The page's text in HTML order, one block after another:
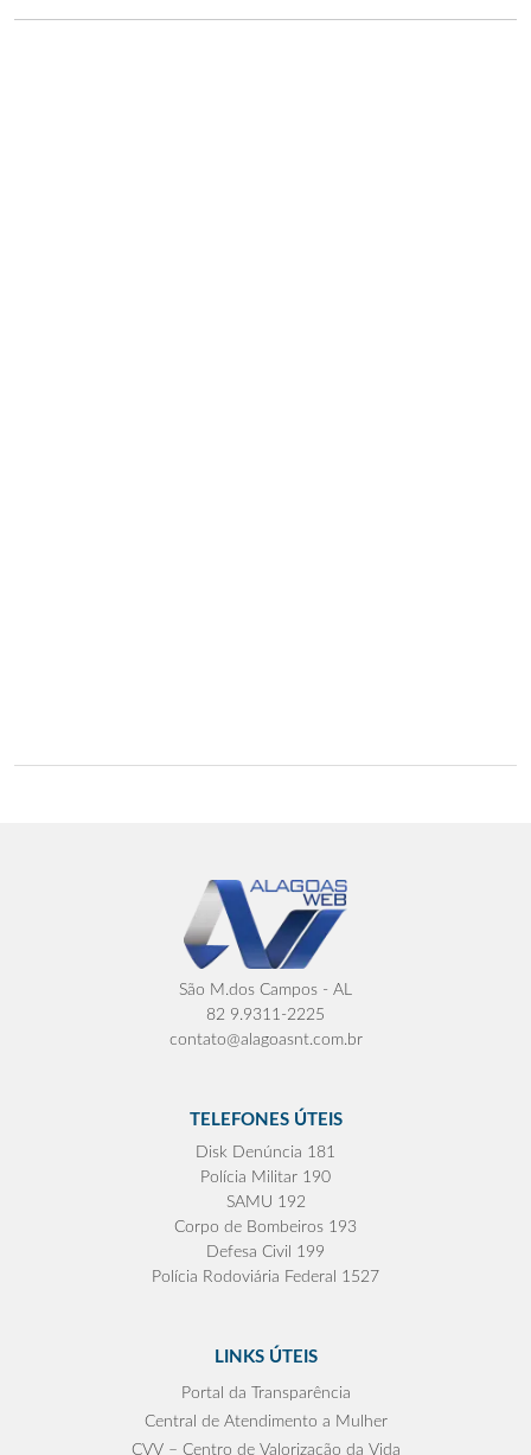
São M.dos Campos - AL
82 9.9311-2225
contato@alagoasnt.com.br
TELEFONES ÚTEIS
Disk Denúncia 181
Polícia Militar 190
SAMU 192
Corpo de Bombeiros 193
Defesa Civil 199
Polícia Rodoviária Federal 1527
LINKS ÚTEIS
Portal da Transparência
Central de Atendimento a Mulher
CVV – Centro de Valorização da Vida